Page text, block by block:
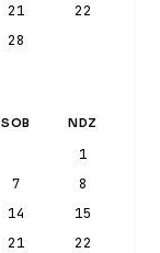
21
22
28
SOB NDZ
1
7
8
14
15
21
22